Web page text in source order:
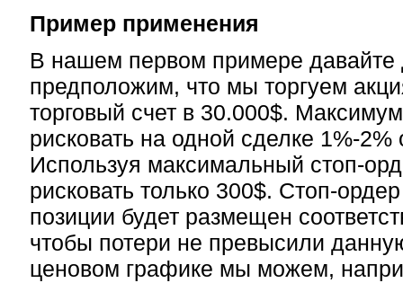
Пример применения
В нашем первом примере давайте
предположим, что мы торгуем
торговый счет в 30.000$.
рисковать на одной сделке 1%-2%
Используя максимальный стоп-
рисковать только 300$. Стоп-
позиции будет размещен
чтобы потери не превысили
ценовом графике мы можем,